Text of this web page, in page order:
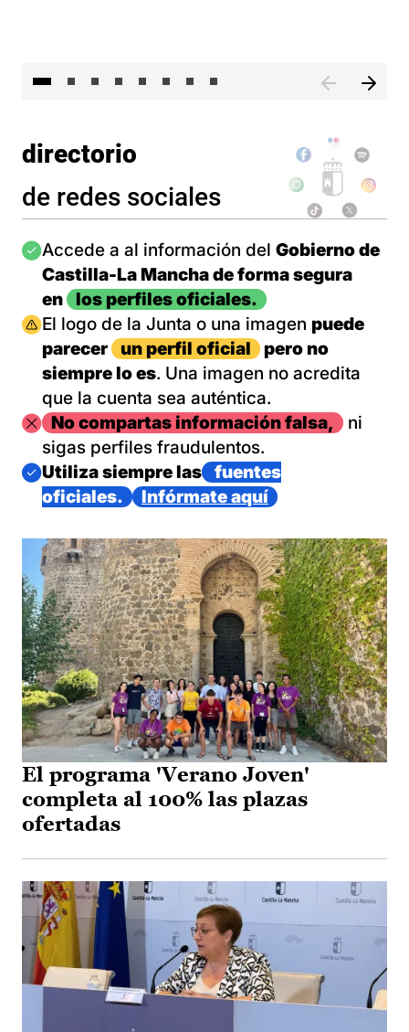
directorio
de redes sociales
Imagen
Accede a al información del Gobierno de
Castilla-La Mancha de forma segura
en
los perfiles oficiales.
Imagen
El logo de la Junta o una imagen puede
parecer
un perfil oficial
pero no
siempre lo es. Una imagen no acredita
que la cuenta sea auténtica.
ImagenNo compartas información falsa,
ni
sigas perfiles fraudulentos.
Imagen
Utiliza siempre las
fuentes
oficiales.
Infórmate aquí
El programa 'Verano Joven'
completa al 100% las plazas
ofertadas